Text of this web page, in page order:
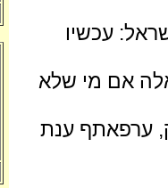
עכשיו
אם מי שלא
ערפאתף ענת